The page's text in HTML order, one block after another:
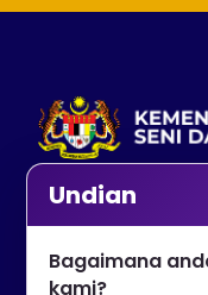
No. 2, Menara
+603 8000
Undian
Bagaimana
kami?